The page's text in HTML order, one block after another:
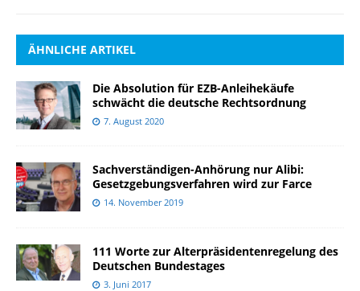
ÄHNLICHE ARTIKEL
Die Absolution für EZB-Anleihekäufe
schwächt die deutsche Rechtsordnung
7. August 2020
Sachverständigen-Anhörung nur Alibi:
Gesetzgebungsverfahren wird zur Farce
14. November 2019
111 Worte zur Alterpräsidentenregelung des
Deutschen Bundestages
3. Juni 2017